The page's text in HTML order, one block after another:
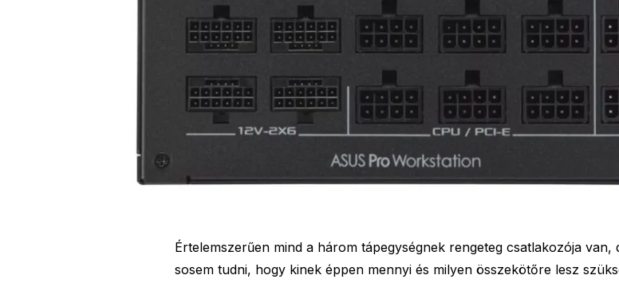
Értelemszerűen mind a három tápegységnek rengeteg csatlakozója van,
sosem tudni, hogy kinek éppen mennyi és milyen összekötőre lesz